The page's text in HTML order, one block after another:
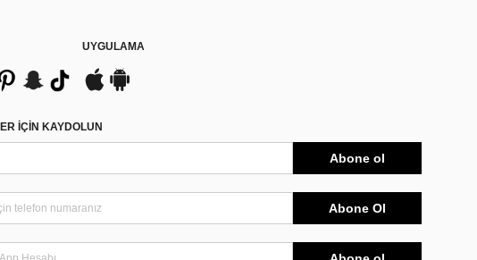
UYGULAMA
IÇIN KAYDOLUN
Abone ol
Abone Ol